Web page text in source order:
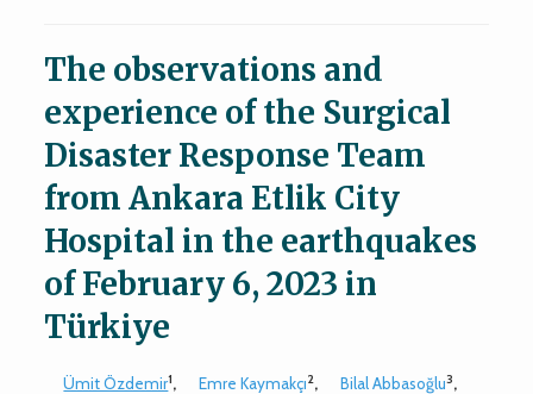
The observations and
experience of the Surgical
Disaster Response Team
from Ankara Etlik City
Hospital in the earthquakes
of February 6, 2023 in
Türkiye
Ümit Özdemir1, Emre Kaymakçı2, Bilal Abbasoğlu3,